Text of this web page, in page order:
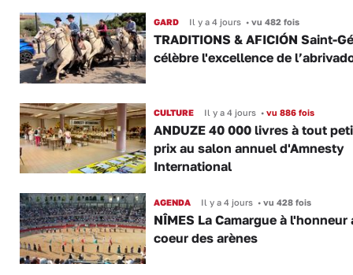
GARD Il y a 4 jours •vu 482 fois
TRADITIONS & AFICIÓN Saint-
célèbre l'excellence de
CULTURE Il y a 4 jours •vu 886 fois
ANDUZE 40 000 livres à tout
prix au salon annuel d'Amnesty
International
AGENDA Il y a 4 jours •vu 428 fois
NÎMES La Camargue à l'honneur
coeur des arènes